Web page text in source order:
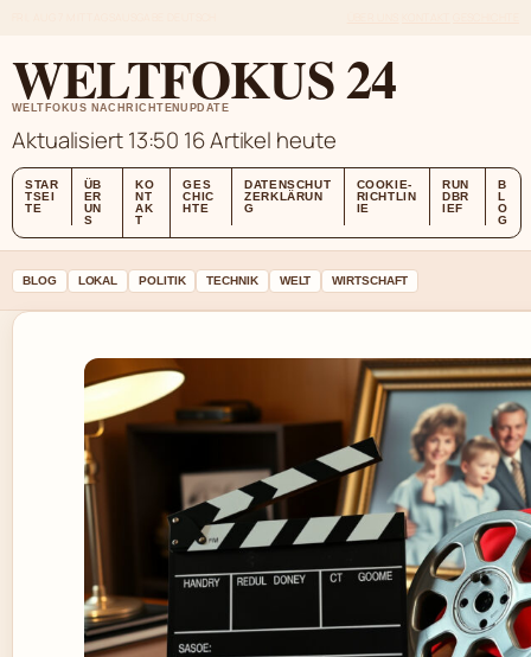
WELTFOKUS 24
WELTFOKUS NACHRICHTENUPDATE
Aktualisiert 13:50 16 Artikel heute
STAR
TSEI
TE
ÜB
ER
UN
S
KO
NT
AK
T
GES
CHIC
HTE
DATENSCHUT
ZERKLÄRUN
G
COOKIE-
RICHTLIN
IE
RUN
DBR
IEF
B
L
O
G
BLOG LOKAL POLITIK TECHNIK WELT WIRTSCHAFT